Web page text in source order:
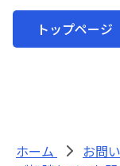
IRコンサルティン
コーポレートソリ
今後の個人セミナ
FP・金融教育サ
みずほIRについて
トップページ
ホーム お問